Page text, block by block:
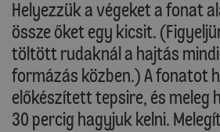
Helyezzük a végeket a fonat
össze őket egy kicsit.
töltött rudaknál a hajtás
formázás közben.) A fonatot
előkészített tepsire, és meleg
30 percig hagyjuk kelni.